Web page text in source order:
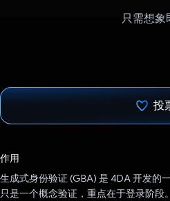
只需想象
投
作用
生成式身份验证 (GBA) 是 4DA 开发的
只是一个概念验证，重点在于登录阶段。